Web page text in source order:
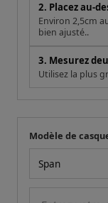
2. Placez au-
Environ 2,5cm
bien ajusté..
3. Mesurez
Utilisez la plus
Votre
Modèle de